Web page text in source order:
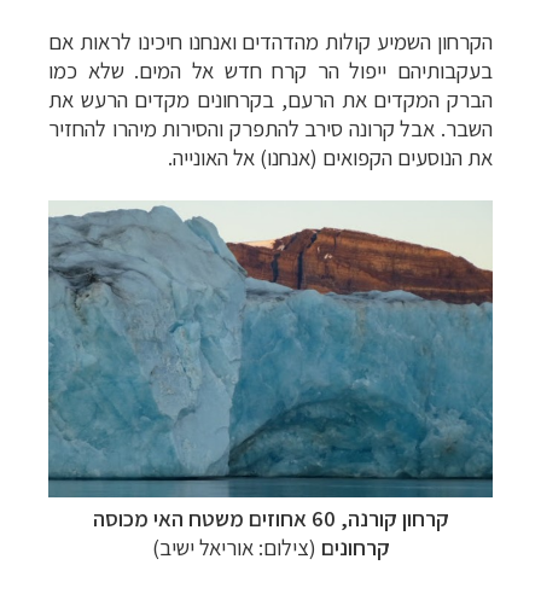
הקרחון השמיע קולות מהדהדים ואנחנו חיכינו לראות אם
בעקבותיהם ייפול הר קרח חדש אל המים. שלא כמו
הברק המקדים את הרעם, בקרחונים מקדים הרעש את
השבר. אבל קרונה סירב להתפרק והסירות מיהרו להחזיר
את הנוסעים הקפואים (אנחנו) אל האונייה.
קרחון קורנה, 60 אחוזים משטח האי מכוסה
קרחונים (צילום: אוריאל ישיב)